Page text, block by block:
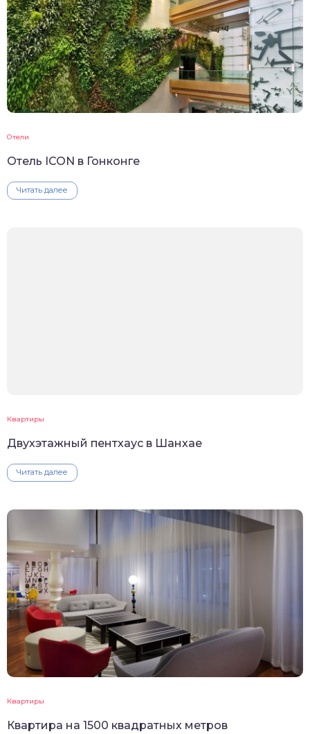
Отели
Отель ICON в Гонконге
Читать далее
Квартиры
Двухэтажный пентхаус в Шанхае
Читать далее
Квартиры
Квартира на 1500 квадратных метров